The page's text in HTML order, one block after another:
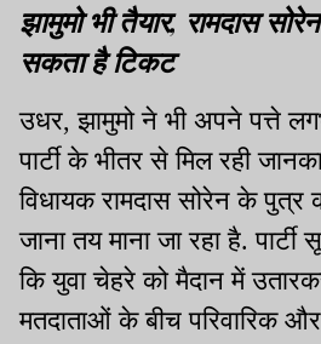
झामुमो भी तैयार, रामदास
सकता है टिकट
उधर, झामुमो ने भी अपने पत्ते
पार्टी के भीतर से मिल रही
विधायक रामदास सोरेन के पुत्र
जाना तय माना जा रहा है.
कि युवा चेहरे को मैदान में
मतदाताओं के बीच परिवारिक